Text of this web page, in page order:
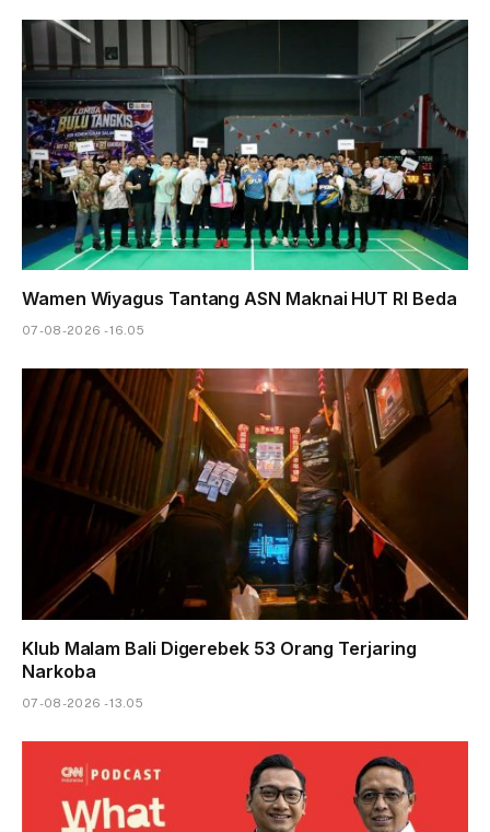
Wamen Wiyagus Tantang ASN Maknai HUT RI Beda
07-08-2026 - 16.05
Klub Malam Bali Digerebek 53 Orang Terjaring
Narkoba
07-08-2026 - 13.05